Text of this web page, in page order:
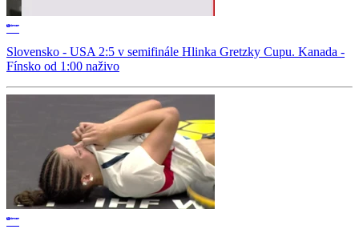
Slovensko - USA 2:5 v semifinále Hlinka Gretzky Cupu. Kanada -
Fínsko od 1:00 naživo